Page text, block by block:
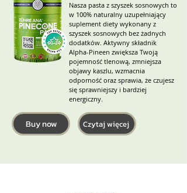
Nasza pasta z szyszek sosnowych to
w 100% naturalny uzupełniający
suplement diety wykonany z
szyszek sosnowych bez żadnych
dodatków. Aktywny składnik
Alpha-Pineen zwiększa Twoją
pojemność tlenową, zmniejsza
objawy kaszlu, wzmacnia
odporność oraz sprawia, że czujesz
się sprawniejszy i bardziej
energiczny.
Buy now Czytaj więcej